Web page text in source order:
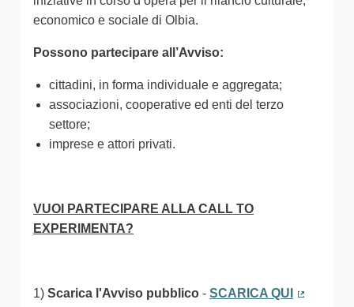
economico e sociale di Olbia.
Possono partecipare all’Avviso:
cittadini, in forma individuale e aggregata;
associazioni, cooperative ed enti del terzo
settore;
imprese e attori privati.
VUOI PARTECIPARE ALLA CALL TO
EXPERIMENTA?
1) Scarica l'Avviso pubblico - SCARICA QUI